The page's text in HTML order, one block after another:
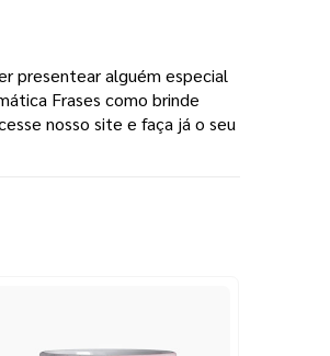
presentear alguém especial
Frases como brinde
nosso site e faça já o seu